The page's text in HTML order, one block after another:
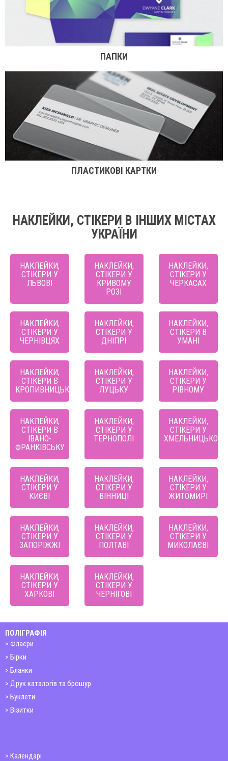
ПАПКИ
ПЛАСТИКОВІ КАРТКИ
НАКЛЕЙКИ, СТІКЕРИ В ІНШИХ МІСТАХ
УКРАЇНИ
НАКЛЕЙКИ,
СТІКЕРИ У
ЛЬВОВІ
НАКЛЕЙКИ,
СТІКЕРИ У
КРИВОМУ
РОЗІ
НАКЛЕЙКИ,
СТІКЕРИ У
ЧЕРКАСАХ
НАКЛЕЙКИ,
СТІКЕРИ У
ЧЕРНІВЦЯХ
НАКЛЕЙКИ,
СТІКЕРИ У
ДНІПРІ
НАКЛЕЙКИ,
СТІКЕРИ В
УМАНІ
НАКЛЕЙКИ,
СТІКЕРИ В
КРОПИВНИЦЬКОМУ
НАКЛЕЙКИ,
СТІКЕРИ У
ЛУЦЬКУ
НАКЛЕЙКИ,
СТІКЕРИ У
РІВНОМУ
НАКЛЕЙКИ,
СТІКЕРИ В
ІВАНО-
ФРАНКІВСЬКУ
НАКЛЕЙКИ,
СТІКЕРИ У
ТЕРНОПОЛІ
НАКЛЕЙКИ,
СТІКЕРИ У
ХМЕЛЬНИЦЬКОМУ
НАКЛЕЙКИ,
СТІКЕРИ У
КИЄВІ
НАКЛЕЙКИ,
СТІКЕРИ У
ВІННИЦІ
НАКЛЕЙКИ,
СТІКЕРИ У
ЖИТОМИРІ
НАКЛЕЙКИ,
СТІКЕРИ У
ЗАПОРІЖЖІ
НАКЛЕЙКИ,
СТІКЕРИ У
ПОЛТАВІ
НАКЛЕЙКИ,
СТІКЕРИ У
МИКОЛАЄВІ
НАКЛЕЙКИ,
СТІКЕРИ У
ХАРКОВІ
НАКЛЕЙКИ,
СТІКЕРИ У
ЧЕРНІГОВІ
ПОЛІГРАФІЯ
Флаєри
Бірки
Бланки
Друк каталогів та брошур
Буклети
Візитки
Календарі